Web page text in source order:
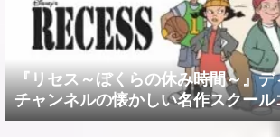
『リセス～ぼくらの休み時間～』デ
チャンネルの懐かしい名作スクール
ィ！！